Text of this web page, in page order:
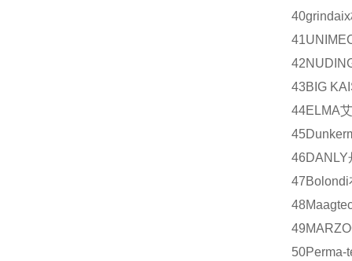
40grindaix
41
42
43BIG
44ELMA
45
46DANLY
47Bolondi
48
49
50Perma-